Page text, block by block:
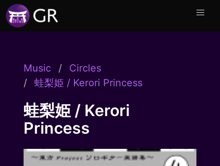
Music
Circles
蛙梨姫 / Kerori Princess
蛙梨姫 / Kerori
Princess